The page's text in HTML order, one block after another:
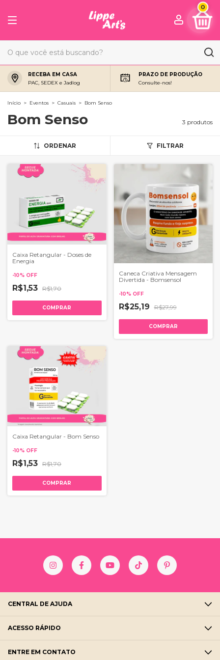
0
RECEBA EM CASA
PAC, SEDEX e Jadlog
PRAZO DE PRODUÇÃO
Consulte-nos!
Início > Eventos > Casuais > Bom Senso
Bom Senso 3 produtos
ORDENAR FILTRAR
Caixa Retangular - Doses de
Energia
-10% OFF
R$1,53 R$1,70
COMPRAR
Caneca Criativa Mensagem
Divertida - Bomsensol
-10% OFF
R$25,19 R$27,99
Caixa Retangular - Bom Senso
-10% OFF
R$1,53 R$1,70
COMPRAR
CENTRAL DE AJUDA
ACESSO RÁPIDO
ENTRE EM CONTATO